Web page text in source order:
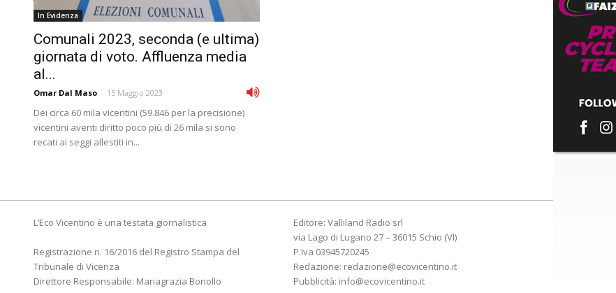
In Evidenza
Comunali 2023, seconda (e ultima)
giornata di voto. Affluenza media
al...
Omar Dal Maso - 15 Maggio 2023
Dei circa 60 mila vicentini (59.846 per la precisione)
vicentini aventi diritto poco più di 26 mila si sono
recati ai seggi allestiti in...
L’Eco Vicentino è una testata giornalistica
Registrazione n. 16/2016 del Registro Stampa del
Tribunale di Vicenza
Direttore Responsabile: Mariagrazia Bonollo
Editore: Valliland Radio srl
via Lago di Lugano 27 – 36015 Schio (VI)
P.Iva 03945720245
Redazione: redazione@ecovicentino.it
Pubblicità: info@ecovicentino.it